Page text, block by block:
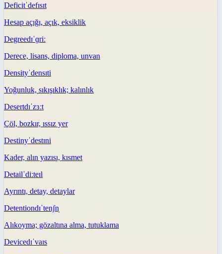
Deficitˈdefɪsɪt
Hesap açığı, açık, eksiklik
Degreedɪˈɡriː
Derece, lisans, diploma, unvan
Densityˈdensɪti
Yoğunluk, sıkışıklık; kalınlık
Desertdɪˈzɜːt
Çöl, bozkır, ıssız yer
Destinyˈdestɪni
Kader, alın yazısı, kısmet
Detailˈdiːteɪl
Ayrıntı, detay, detaylar
Detentiondɪˈtenʃn̩
Alıkoyma; gözaltına alma, tutuklama
Devicedɪˈvaɪs